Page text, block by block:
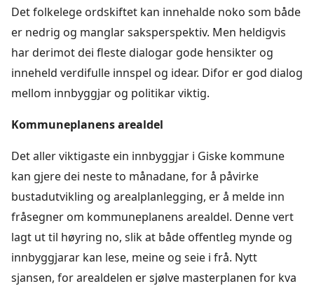
Det folkelege ordskiftet kan innehalde noko som både
er nedrig og manglar saksperspektiv. Men heldigvis
har derimot dei fleste dialogar gode hensikter og
inneheld verdifulle innspel og idear. Difor er god dialog
mellom innbyggjar og politikar viktig.
Kommuneplanens arealdel
Det aller viktigaste ein innbyggjar i Giske kommune
kan gjere dei neste to månadane, for å påvirke
bustadutvikling og arealplanlegging, er å melde inn
fråsegner om kommuneplanens arealdel. Denne vert
lagt ut til høyring no, slik at både offentleg mynde og
innbyggjarar kan lese, meine og seie i frå. Nytt
sjansen, for arealdelen er sjølve masterplanen for kva